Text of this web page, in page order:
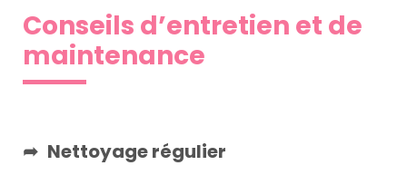
Conseils d’entretien et de
maintenance
Nettoyage régulier